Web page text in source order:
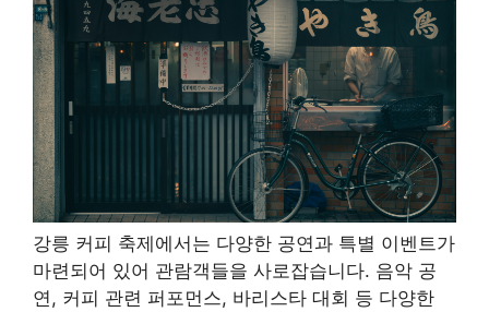
강릉 커피 축제에서는 다양한 공연과 특별 이벤트가
마련되어 있어 관람객들을 사로잡습니다. 음악 공
연, 커피 관련 퍼포먼스, 바리스타 대회 등 다양한